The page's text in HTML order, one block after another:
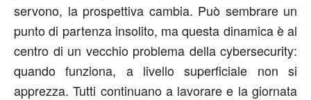
servono, la prospettiva cambia. Può sembrare un
punto di partenza insolito, ma questa dinamica è al
centro di un vecchio problema della cybersecurity:
quando funziona, a livello superficiale non si
apprezza. Tutti continuano a lavorare e la giornata